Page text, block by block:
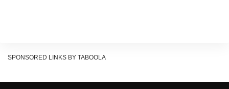
SPONSORED LINKS BY TABOOLA